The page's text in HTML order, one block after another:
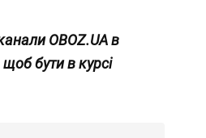
OBOZ.UA в
щоб бути в курсі